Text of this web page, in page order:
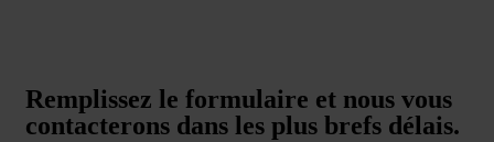
Remplissez le formulaire et nous vous
contacterons dans les plus brefs délais.